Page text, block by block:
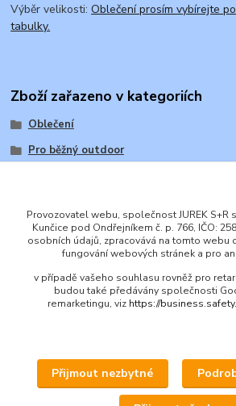
Výběr velikosti:Oblečení prosím vybírejte
tabulky.
Zboží zařazeno v kategoriích
Oblečení
Pro běžný outdoor
ENGLISH
© 2016 JUREK S+R s.r.o.,
Provozovatel webu, společnost JUREK S+R
Kunčice pod Ondřejníkem č. p. 766, IČO:
osobních údajů, zpracovává na tomto
fungování webových stránek a pro
v případě vašeho souhlasu rovněž pro
budou také předávány společnosti
remarketingu, viz https://
Přijmout nezbytné